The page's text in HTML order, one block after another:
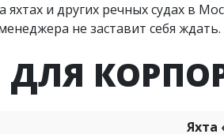
и других речных судах в
не заставит себя ждать.
Яхта